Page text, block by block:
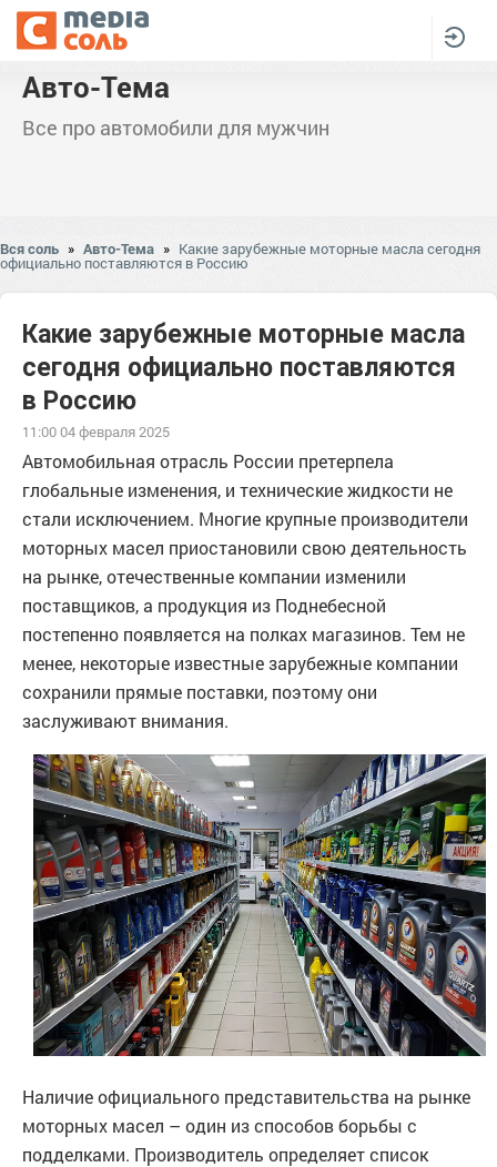
Авто-Тема
Все про автомобили для мужчин
Вся соль » Авто-Тема » Какие зарубежные моторные масла сегодня
официально поставляются в Россию
Какие зарубежные моторные масла
сегодня официально поставляются
в Россию
11:00 04 февраля 2025
Автомобильная отрасль России претерпела
глобальные изменения, и технические жидкости не
стали исключением. Многие крупные производители
моторных масел приостановили свою деятельность
на рынке, отечественные компании изменили
поставщиков, а продукция из Поднебесной
постепенно появляется на полках магазинов. Тем не
менее, некоторые известные зарубежные компании
сохранили прямые поставки, поэтому они
заслуживают внимания.
Наличие официального представительства на рынке
моторных масел – один из способов борьбы с
подделками. Производитель определяет список